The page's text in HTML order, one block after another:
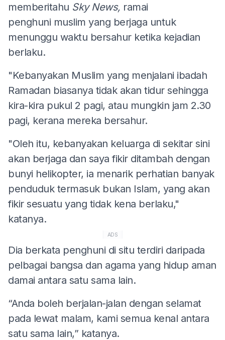
memberitahu Sky News, ramai
penghuni muslim yang berjaga untuk
menunggu waktu bersahur ketika kejadian
berlaku.
"Kebanyakan Muslim yang menjalani ibadah
Ramadan biasanya tidak akan tidur sehingga
kira-kira pukul 2 pagi, atau mungkin jam 2.30
pagi, kerana mereka bersahur.
"Oleh itu, kebanyakan keluarga di sekitar sini
akan berjaga dan saya fikir ditambah dengan
bunyi helikopter, ia menarik perhatian banyak
penduduk termasuk bukan Islam, yang akan
fikir sesuatu yang tidak kena berlaku,"
katanya.
ADS
Dia berkata penghuni di situ terdiri daripada
pelbagai bangsa dan agama yang hidup aman
damai antara satu sama lain.
“Anda boleh berjalan-jalan dengan selamat
pada lewat malam, kami semua kenal antara
satu sama lain,” katanya.